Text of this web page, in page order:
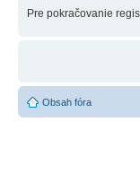
Pre pokračovanie
Obsah fóra